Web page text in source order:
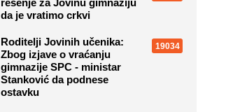
rešenje za Jovinu gimnaziju
da je vratimo crkvi
Roditelji Jovinih učenika:
Zbog izjave o vraćanju
gimnazije SPC - ministar
Stanković da podnese
ostavku
19034